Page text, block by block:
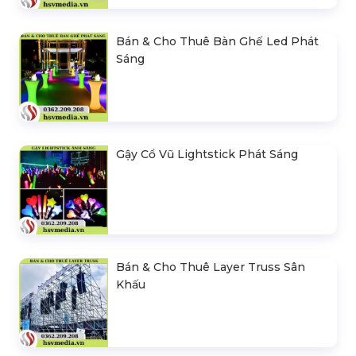
Bán & Cho Thuê Bàn Ghế Led Phát
Sáng
Gậy Cổ Vũ Lightstick Phát Sáng
Bán & Cho Thuê Layer Truss Sân
Khấu